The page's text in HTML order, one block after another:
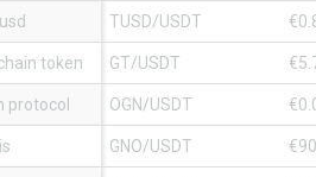
TUSD/USDT
token GT/USDT
protocol OGN/USDT
GNO/USDT